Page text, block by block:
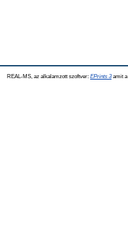
REAL-MS, az alkalamzott szoftver: EPrints 3amit a